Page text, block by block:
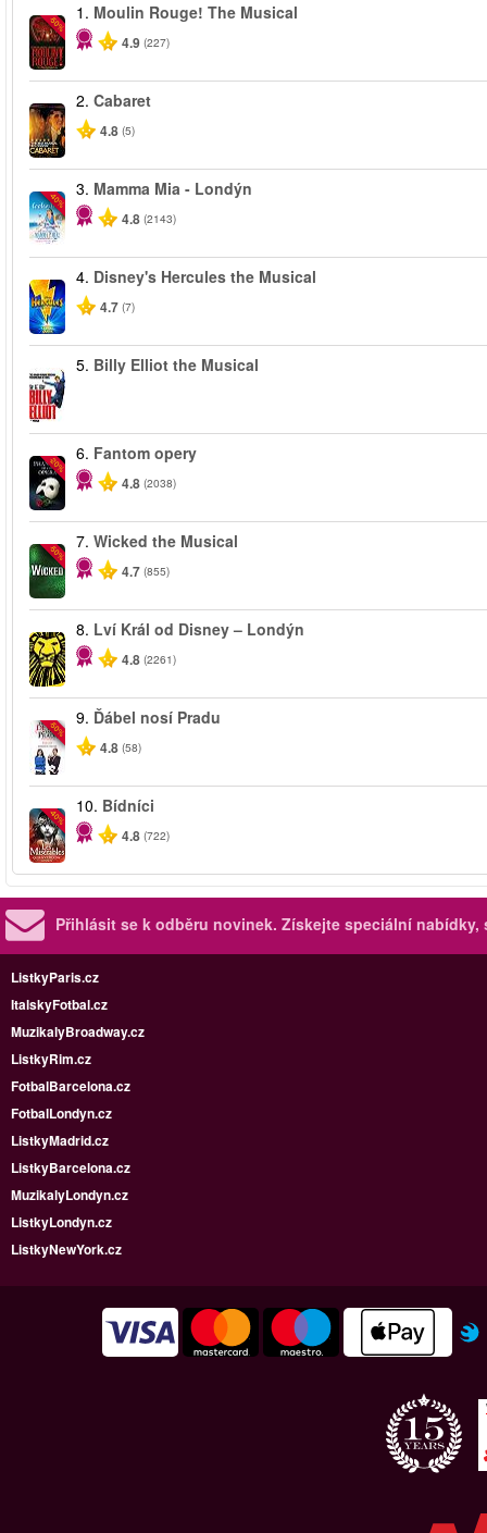
-50%
1. Moulin Rouge! The Musical
4.9 (227)
2. Cabaret
4.8 (5)
-40%
3. Mamma Mia - Londýn
4.8 (2143)
4. Disney's Hercules the Musical
4.7 (7)
5. Billy Elliot the Musical
-20%
6. Fantom opery
4.8 (2038)
-50%
7. Wicked the Musical
4.7 (855)
8. Lví Král od Disney – Londýn
4.8 (2261)
-50%
9. Ďábel nosí Pradu
4.8 (58)
-40%
10. Bídníci
4.8 (722)
Přihlásit se k odběru novinek. Získejte speciální nabídky,
ListkyParis.cz
ItalskyFotbal.cz
MuzikalyBroadway.cz
ListkyRim.cz
FotbalBarcelona.cz
FotbalLondyn.cz
ListkyMadrid.cz
ListkyBarcelona.cz
MuzikalyLondyn.cz
ListkyLondyn.cz
ListkyNewYork.cz